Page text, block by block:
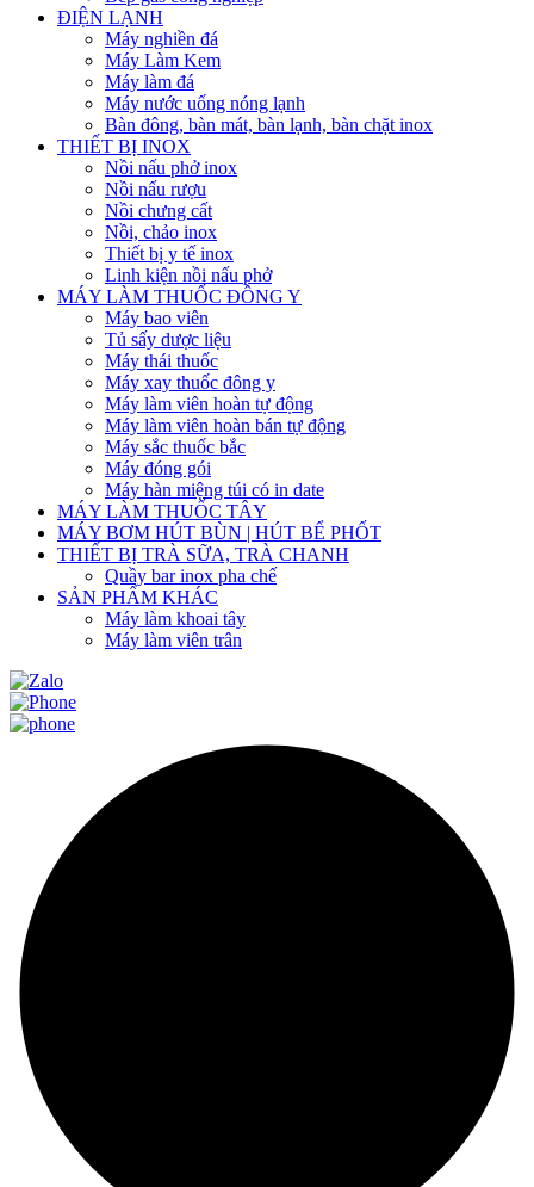
ĐIỆN LẠNH
Máy nghiền đá
Máy Làm Kem
Máy làm đá
Máy nước uống nóng lạnh
Bàn đông, bàn mát, bàn lạnh, bàn chặt inox
THIẾT BỊ INOX
Nồi nấu phở inox
Nồi nấu rượu
Nồi chưng cất
Nồi, chảo inox
Thiết bị y tế inox
Linh kiện nồi nấu phở
MÁY LÀM THUỐC ĐÔNG Y
Máy bao viên
Tủ sấy dược liệu
Máy thái thuốc
Máy xay thuốc đông y
Máy làm viên hoàn tự động
Máy làm viên hoàn bán tự động
Máy sắc thuốc bắc
Máy đóng gói
Máy hàn miệng túi có in date
MÁY LÀM THUỐC TÂY
MÁY BƠM HÚT BÙN | HÚT BỂ PHỐT
THIẾT BỊ TRÀ SỮA, TRÀ CHANH
Quầy bar inox pha chế
SẢN PHẨM KHÁC
Máy làm khoai tây
Máy làm viên trân